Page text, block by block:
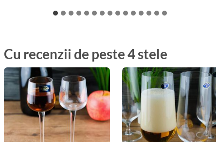
Cu recenzii de peste 4 stele